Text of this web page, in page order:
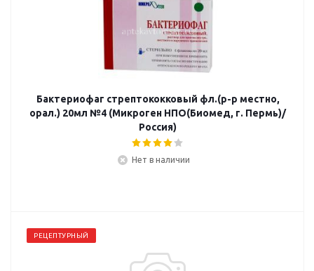
Бактериофаг стрептококковый фл.(р-р местно,
орал.) 20мл №4 (Микроген НПО(Биомед, г. Пермь)/
Россия)
Нет в наличии
РЕЦЕПТУРНЫЙ